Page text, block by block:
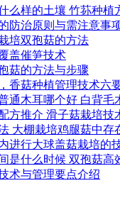
么样的土壤 竹荪种植
防治原则与需注意事
培双孢菇的方法
盖催笋技术
菇的方法与步骤
香菇种植管理技术六
通木耳哪个好 白背毛
方推介 滑子菇栽培技
大棚栽培鸡腿菇中存
进行大球盖菇栽培的
是什么时候 双孢菇高
术与管理要点介绍